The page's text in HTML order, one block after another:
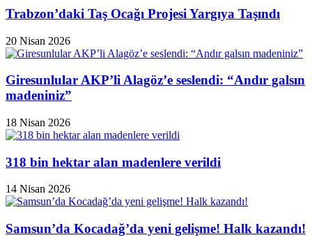
Trabzon’daki Taş Ocağı Projesi Yargıya Taşındı
20 Nisan 2026
Giresunlular AKP’li Alagöz’e seslendi: “Andır galsın
madeniniz”
18 Nisan 2026
318 bin hektar alan madenlere verildi
14 Nisan 2026
Samsun’da Kocadağ’da yeni gelişme! Halk kazandı!